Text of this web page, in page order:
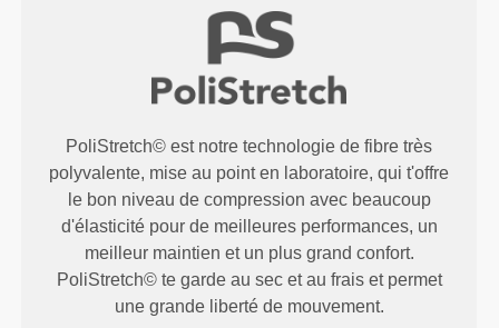
PoliStretch© est notre technologie de fibre très
polyvalente, mise au point en laboratoire, qui t'offre
le bon niveau de compression avec beaucoup
d'élasticité pour de meilleures performances, un
meilleur maintien et un plus grand confort.
PoliStretch© te garde au sec et au frais et permet
une grande liberté de mouvement.